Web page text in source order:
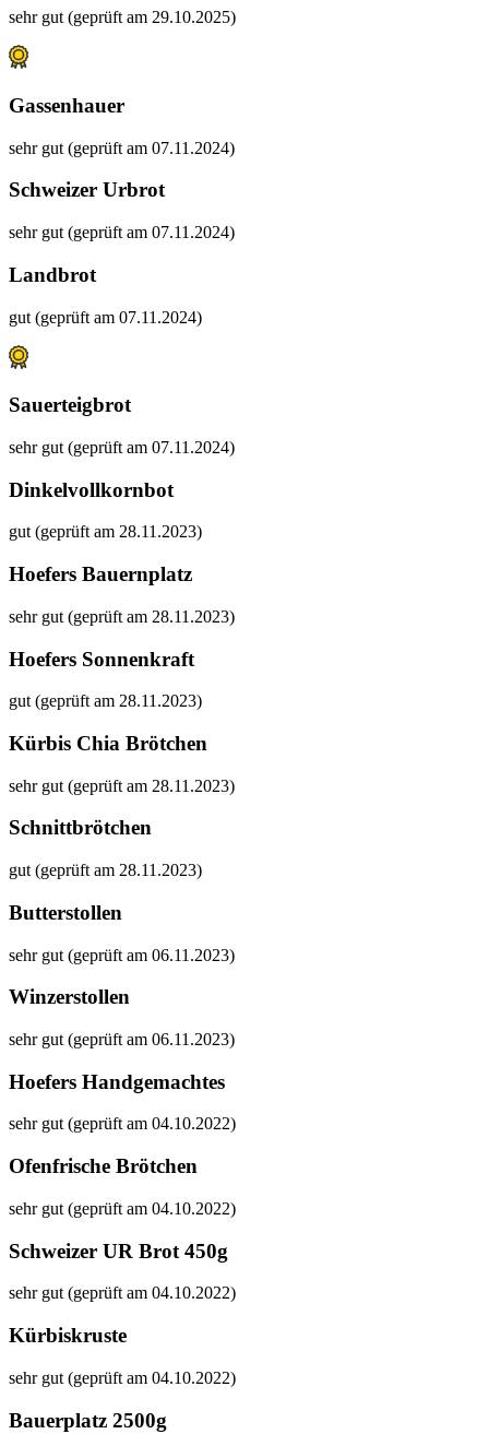
sehr gut (geprüft am 29.10.2025)
Gassenhauer
sehr gut (geprüft am 07.11.2024)
Schweizer Urbrot
sehr gut (geprüft am 07.11.2024)
Landbrot
gut (geprüft am 07.11.2024)
Sauerteigbrot
sehr gut (geprüft am 07.11.2024)
Dinkelvollkornbot
gut (geprüft am 28.11.2023)
Hoefers Bauernplatz
sehr gut (geprüft am 28.11.2023)
Hoefers Sonnenkraft
gut (geprüft am 28.11.2023)
Kürbis Chia Brötchen
sehr gut (geprüft am 28.11.2023)
Schnittbrötchen
gut (geprüft am 28.11.2023)
Butterstollen
sehr gut (geprüft am 06.11.2023)
Winzerstollen
sehr gut (geprüft am 06.11.2023)
Hoefers Handgemachtes
sehr gut (geprüft am 04.10.2022)
Ofenfrische Brötchen
sehr gut (geprüft am 04.10.2022)
Schweizer UR Brot 450g
sehr gut (geprüft am 04.10.2022)
Kürbiskruste
sehr gut (geprüft am 04.10.2022)
Bauerplatz 2500g